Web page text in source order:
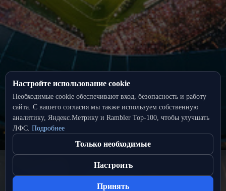
Настройте использование cookie
Необходимые cookie обеспечивают вход, безопасность и работу
сайта. С вашего согласия мы также используем собственную
аналитику, Яндекс.Метрику и Rambler Top‑100, чтобы улучшать
ЛФС. Подробнее
Только необходимые
Настроить
Принять